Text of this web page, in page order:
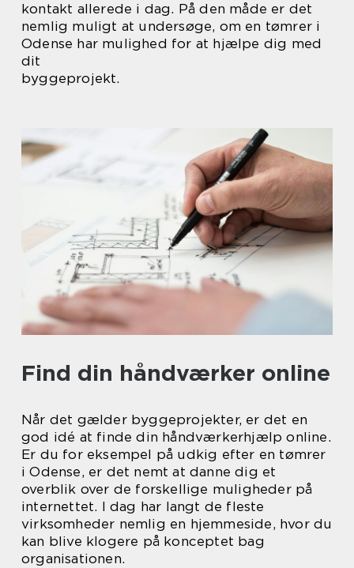
kontakt allerede i dag. På den måde er det
nemlig muligt at undersøge, om en tømrer i
Odense har mulighed for at hjælpe dig med
dit
byggeprojekt.
Find din håndværker online
Når det gælder byggeprojekter, er det en
god idé at finde din håndværkerhjælp online.
Er du for eksempel på udkig efter en tømrer
i Odense, er det nemt at danne dig et
overblik over de forskellige muligheder på
internettet. I dag har langt de fleste
virksomheder nemlig en hjemmeside, hvor du
kan blive klogere på konceptet bag
organisationen.